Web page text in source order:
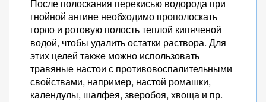
После полоскания перекисью водорода при
гнойной ангине необходимо прополоскать
горло и ротовую полость теплой кипяченой
водой, чтобы удалить остатки раствора. Для
этих целей также можно использовать
травяные настои с противовоспалительными
свойствами, например, настой ромашки,
календулы, шалфея, зверобоя, хвоща и пр.